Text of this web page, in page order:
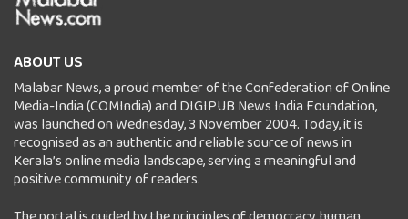
ABOUT US
Malabar News, a proud member of the Confederation of Online
Media-India (COMIndia) and DIGIPUB News India Foundation,
was launched on Wednesday, 3 November 2004. Today, it is
recognised as an authentic and reliable source of news in
Kerala’s online media landscape, serving a meaningful and
positive community of readers.